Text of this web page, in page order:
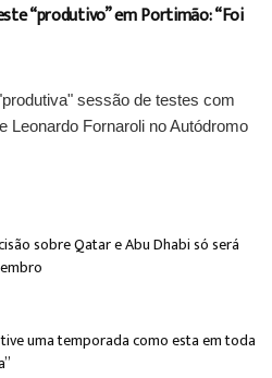
“produtivo” em Portimão: “Foi
sessão de testes com
Leonardo Fornaroli no Autódromo
sobre Qatar e Abu Dhabi só será
tive uma temporada como esta em toda